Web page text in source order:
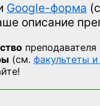
Google-форма
описание
преподавателя
(см. факультеты